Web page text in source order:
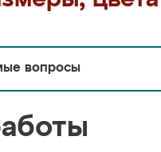
вопросы